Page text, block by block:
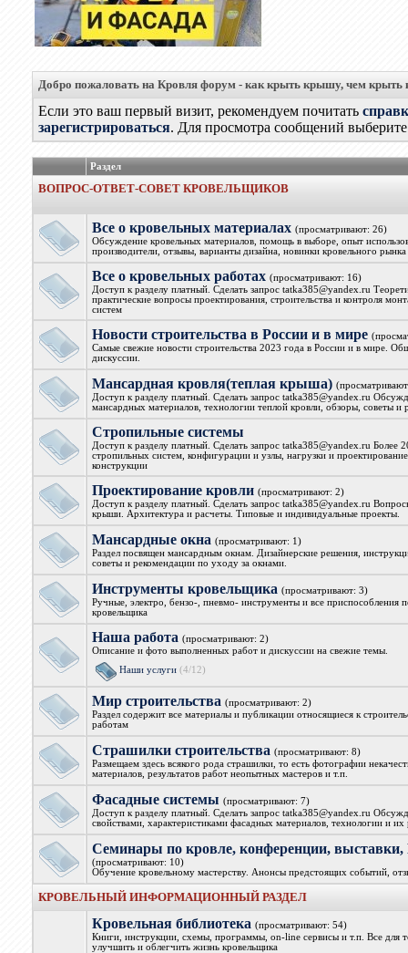
Добро пожаловать на Кровля форум - как крыть крышу, чем
Если это ваш первый визит, рекомендуем почитать
зарегистрироваться. Для просмотра сообщений выберите
Раздел
ВОПРОС-ОТВЕТ-СОВЕТ КРОВЕЛЬЩИКОВ
Все о кровельных материалах (просматривают: 26)
Обсуждение кровельных материалов, помощь в выборе, опыт
производители, отзывы, варианты дизайна, новинки кровельного рынка
Все о кровельных работах (просматривают: 16)
Доступ к разделу платный. Сделать запрос tatka385@yandex.ru
практические вопросы проектирования, строительства и контроля
систем
Новости строительства в России и в мире
Самые свежие новости строительства 2023 года в России и в мире.
дискуссии.
Мансардная кровля(теплая крыша)
Доступ к разделу платный. Сделать запрос tatka385@yandex.ru
мансардных материалов, технологии теплой кровли, обзоры, советы и
Стропильные системы
Доступ к разделу платный. Сделать запрос tatka385@yandex.ru Более
стропильных систем, конфигурации и узлы, нагрузки и
конструкции
Проектирование кровли (просматривают: 2)
Доступ к разделу платный. Сделать запрос tatka385@yandex.ru
крыши. Архитектура и расчеты. Типовые и индивидуальные проекты.
Мансардные окна (просматривают: 1)
Раздел посвящен мансардным окнам. Дизайнерские решения,
советы и рекомендации по уходу за окнами.
Инструменты кровельщика (просматривают: 3)
Ручные, электро, бензо-, пневмо- инструменты и все приспособления
кровельщика
Наша работа (просматривают: 2)
Описание и фото выполненных работ и дискуссии на свежие темы.
Наши услуги(4/12)
Мир строительства (просматривают: 2)
Раздел содержит все материалы и публикации относящиеся к
работам
Страшилки строительства (просматривают: 8)
Размещаем здесь всякого рода страшилки, то есть фотографии
материалов, результатов работ неопытных мастеров и т.п.
Фасадные системы (просматривают: 7)
Доступ к разделу платный. Сделать запрос tatka385@yandex.ru
свойствами, характеристиками фасадных материалов, технологии и их
Семинары по кровле, конференции,
(просматривают: 10)
Обучение кровельному мастерству. Анонсы предстоящих событий,
КРОВЕЛЬНЫЙ ИНФОРМАЦИОННЫЙ РАЗДЕЛ
Кровельная библиотека (просматривают: 54)
Книги, инструкции, схемы, программы, on-line сервисы и т.п. Все для
улучшить и облегчить жизнь кровельщика